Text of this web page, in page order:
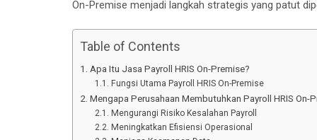
On-Premise menjadi langkah strategis yang patut
Table of Contents
Apa Itu Jasa Payroll HRIS On-Premise?
Fungsi Utama Payroll HRIS On-Premise
Mengapa Perusahaan Membutuhkan Payroll HRIS On-
Mengurangi Risiko Kesalahan Payroll
Meningkatkan Efisiensi Operasional